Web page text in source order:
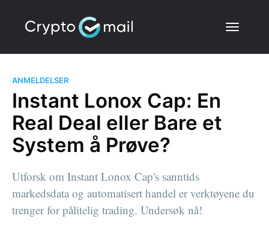
ANMELDELSER
Instant Lonox Cap: En
Real Deal eller Bare et
System å Prøve?
Utforsk om Instant Lonox Cap's sanntids
markedsdata og automatisert handel er verktøyene du
trenger for pålitelig trading. Undersøk nå!